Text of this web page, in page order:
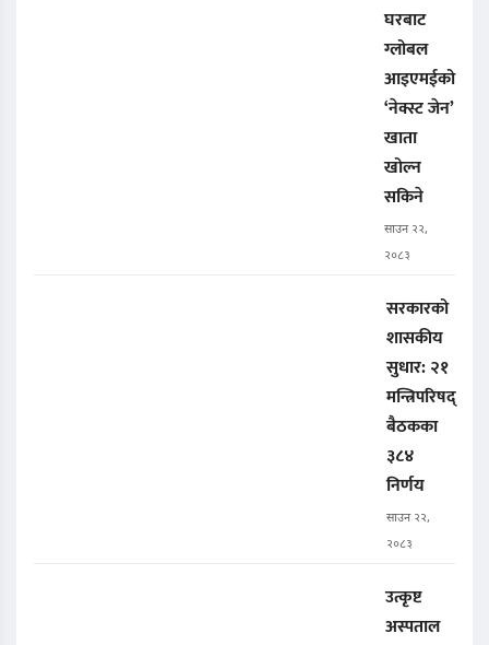
घरबाट
ग्लोबल
आइएमईको
‘नेक्स्ट जेन’
खाता
खोल्न
सकिने
साउन २२,
२०८३
सरकारको
शासकीय
सुधार: २१
मन्त्रिपरिषद्
बैठकका
३८४
निर्णय
साउन २२,
२०८३
उत्कृष्ट
अस्पताल